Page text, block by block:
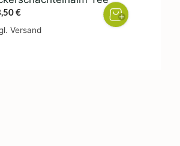
€
Versand